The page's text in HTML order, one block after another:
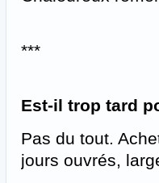
***
Est-il trop tard
Pas du tout.
jours ouvrés,